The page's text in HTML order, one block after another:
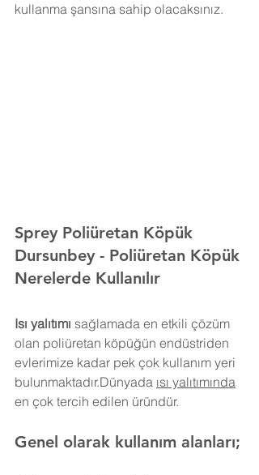
kullanma şansına sahip olacaksınız.
Sprey Poliüretan Köpük
Dursunbey - Poliüretan Köpük
Nerelerde Kullanılır
Isı yalıtımı sağlamada en etkili çözüm
olan poliüretan köpüğün endüstriden
evlerimize kadar pek çok kullanım yeri
bulunmaktadır.Dünyada ısı yalıtımında
en çok tercih edilen üründür.
Genel olarak kullanım alanları;